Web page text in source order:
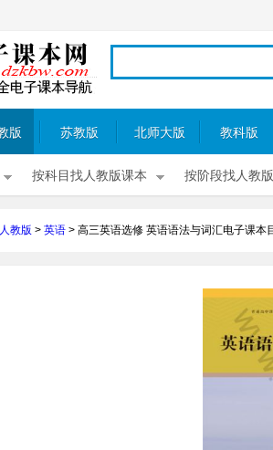
版 苏教版 北师大版 教科版
按科目找人教版课本 按阶段找人教
人教版 > 英语 > 高三英语选修 英语语法与词汇电子课本